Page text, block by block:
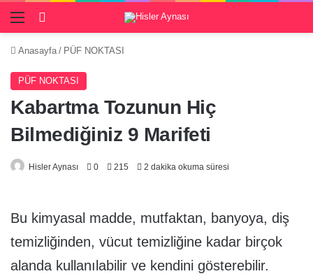
Menü
Anasayfa / PÜF NOKTASI
PÜF NOKTASI
Kabartma Tozunun Hiç
Bilmediğiniz 9 Marifeti
Hisler Aynası 0 215 2 dakika okuma süresi
Bu kimyasal madde, mutfaktan, banyoya, diş
temizliğinden, vücut temizliğine kadar birçok
alanda kullanılabilir ve kendini gösterebilir.